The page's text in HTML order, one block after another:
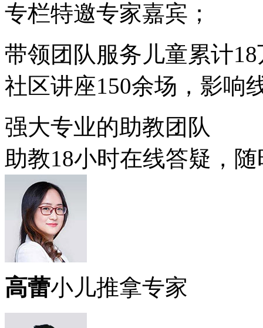
专栏特邀专家嘉宾；
带领团队服务儿童累计
社区讲座150余场，影响
强大专业的助教团队
助教18小时在线答疑，
高蕾小儿推拿专家